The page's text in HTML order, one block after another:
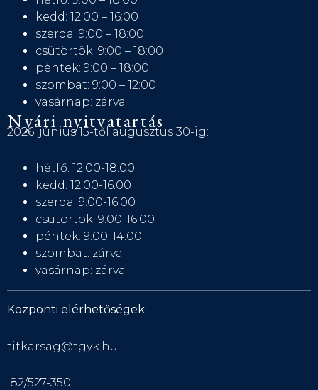
kedd: 12:00 – 16:00
szerda: 9:00 – 18:00
csütörtök: 9:00 – 18:00
péntek: 9:00 – 18:00
szombat: 9:00 – 12:00
vasárnap: zárva
Nyári nyitvatartás
2026. június 15-től augusztus 30-ig:
hétfő: 12:00-18:00
kedd: 12:00-16:00
szerda: 9:00-16:00
csütörtök: 9:00-16:00
péntek: 9:00-14:00
szombat: zárva
vasárnap: zárva
Központi elérhetőségek:
titkarsag@tgyk.hu
82/527-350